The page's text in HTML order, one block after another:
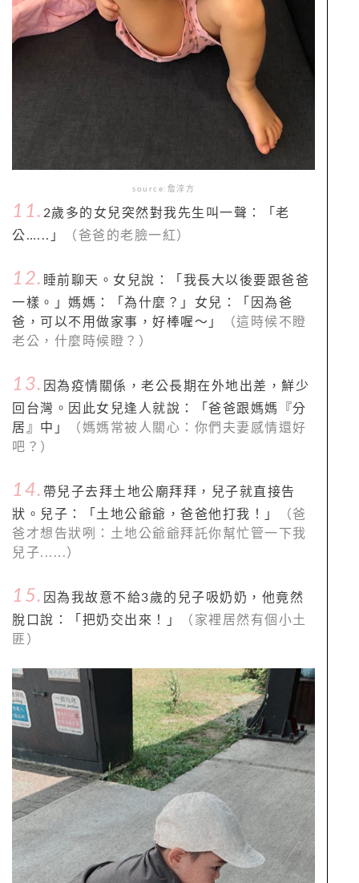
source:詹淳方
11. 2歲多的女兒突然對我先生叫一聲：「老
公…...」
（爸爸的老臉一紅）
12. 睡前聊天。女兒說：「我長大以後要跟爸爸
一樣。」媽媽：「為什麼？」女兒：「因為爸
爸，可以不用做家事，好棒喔～」
（這時候不瞪
老公，什麼時候瞪？）
13. 因為疫情關係，老公長期在外地出差，鮮少
回台灣。因此女兒逢人就說：「爸爸跟媽媽『分
居』中」
（媽媽常被人關心：你們夫妻感情還好
吧？）
14. 帶兒子去拜土地公廟拜拜，兒子就直接告
狀。兒子：「土地公爺爺，爸爸他打我！」
（爸
爸才想告狀咧：土地公爺爺拜託你幫忙管一下我
兒子......）
15. 因為我故意不給3歲的兒子吸奶奶，他竟然
脫口說：「把奶交出來！」
（家裡居然有個小土
匪）